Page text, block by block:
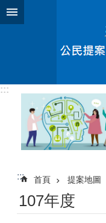
跳到主要內容區塊
:::
::: 首頁 提案地圖
107年度